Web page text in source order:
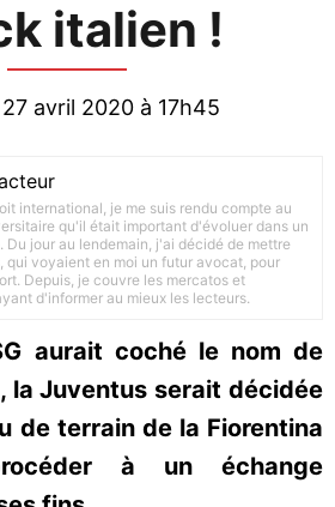
italien !
avril 2020 à 17h45
international, je me suis rendu compte au
qu'il était important d'évoluer dans un
Du jour au lendemain, j'ai décidé de mettre
qui voyaient en moi un futur avocat, pour
Depuis, je couvre les mercatos et
d'informer au mieux les lecteurs.
aurait coché le nom de
la Juventus serait décidée
de terrain de la Fiorentina
à un échange